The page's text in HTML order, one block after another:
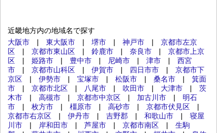
近畿地方内の地域名で探す
大阪市 | 東大阪市 | 堺市 | 神戸市 | 京都市左京
区 | 京都市東山区 | 鈴鹿市 | 奈良市 | 京都市上京
区 | 姫路市 | 豊中市 | 尼崎市 | 津市 | 西宮
市 | 京都市山科区 | 伊賀市 | 四日市市 | 京都市下
京区 | 伊勢市 | 宝塚市 | 松阪市 | 桑名市 | 箕面
市 | 京都市北区 | 八尾市 | 吹田市 | 大津市 | 茨
木市 | 高槻市 | 京都市中京区 | 加古川市 | 明石
市 | 枚方市 | 橿原市 | 高砂市 | 京都市伏見区 |
京都市右京区 | 伊丹市 | 吉野郡 | 和歌山市 | 寝屋
川市 | 岸和田市 | 芦屋市 | 京都市南区 | 生駒